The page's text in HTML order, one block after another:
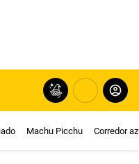
Machu Picchu Corredor